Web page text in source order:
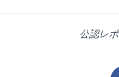
公認レ